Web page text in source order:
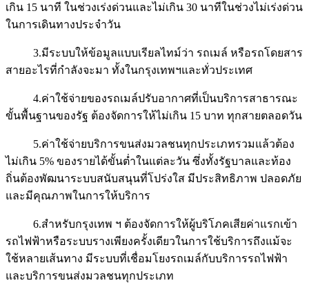
เกิน 15 นาที ในช่วงเร่งด่วนและไม่เกิน 30 นาทีในช่วงไม่เร่งด่วน
ในการเดินทางประจำวัน
3.มีระบบให้ข้อมูลแบบเรียลไทม์ว่า รถเมล์ หรือรถโดยสาร
สายอะไรที่กำลังจะมา ทั้งในกรุงเทพฯและทั่วประเทศ
4.ค่าใช้จ่ายของรถเมล์ปรับอากาศที่เป็นบริการสาธารณะ
ขั้นพื้นฐานของรัฐ ต้องจัดการให้ไม่เกิน 15 บาท ทุกสายตลอดวัน
5.ค่าใช้จ่ายบริการขนส่งมวลชนทุกประเภทรวมแล้วต้อง
ไม่เกิน 5% ของรายได้ขั้นต่ำในแต่ละวัน ซึ่งทั้งรัฐบาลและท้อง
ถิ่นต้องพัฒนาระบบสนับสนุนที่โปร่งใส มีประสิทธิภาพ ปลอดภัย
และมีคุณภาพในการให้บริการ
6.สำหรับกรุงเทพ ฯ ต้องจัดการให้ผู้บริโภคเสียค่าแรกเข้า
รถไฟฟ้าหรือระบบรางเพียงครั้งเดียวในการใช้บริการถึงแม้จะ
ใช้หลายเส้นทาง มีระบบที่เชื่อมโยงรถเมล์กับบริการรถไฟฟ้า
และบริการขนส่งมวลชนทุกประเภท